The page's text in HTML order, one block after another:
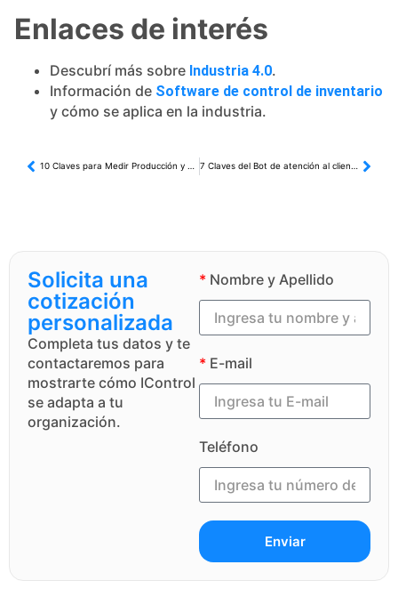
Enlaces de interés
Descubrí más sobre Industria 4.0.
Información de Software de control de inventario
y cómo se aplica en la industria.
10 Claves para Medir Producción y Liderar. Indispensable ! 7 Claves del Bot de atención al cliente
Solicita una
cotización
personalizada
Completa tus datos y te
contactaremos para
mostrarte cómo IControl
se adapta a tu
organización.
* Nombre y Apellido
* E-mail
Teléfono
Enviar